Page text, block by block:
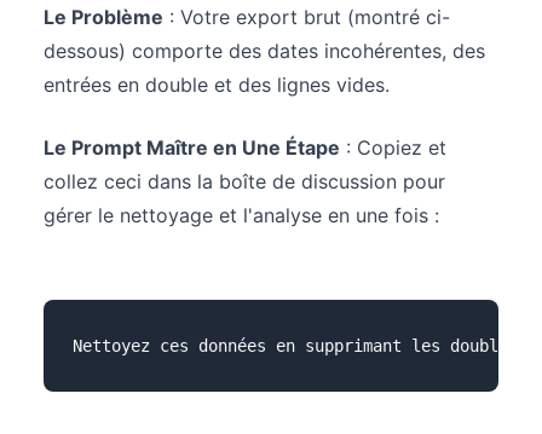
Le Problème : Votre export brut (montré ci-
dessous) comporte des dates incohérentes, des
entrées en double et des lignes vides.
Le Prompt Maître en Une Étape : Copiez et
collez ceci dans la boîte de discussion pour
gérer le nettoyage et l'analyse en une fois :